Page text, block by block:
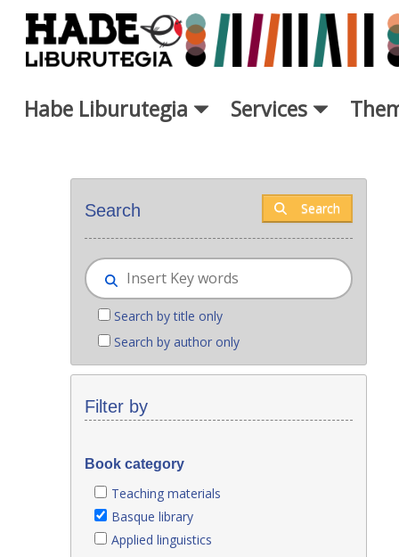
Skip to Main Content
Habe Liburutegia Services
Search Search
Search by title only
Search by author only
Filter by
Book category
Teaching materials
Basque library
Applied linguistics